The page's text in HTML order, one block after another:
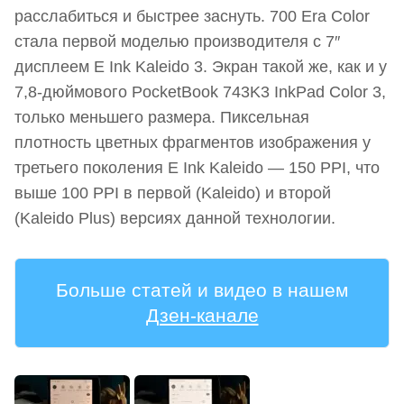
расслабиться и быстрее заснуть. 700 Era Color
стала первой моделью производителя с 7″
дисплеем E Ink Kaleido 3. Экран такой же, как и у
7,8-дюймового PocketBook 743K3 InkPad Color 3,
только меньшего размера. Пиксельная
плотность цветных фрагментов изображения у
третьего поколения E Ink Kaleido — 150 PPI, что
выше 100 PPI в первой (Kaleido) и второй
(Kaleido Plus) версиях данной технологии.
Больше статей и видео в нашем
Дзен-канале